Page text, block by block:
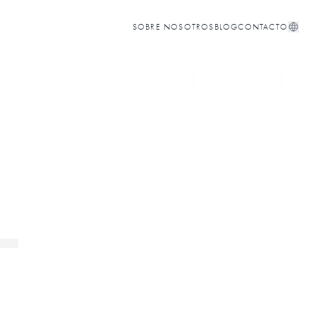
SOBRE NOSOTROS BLOGCONTACTO